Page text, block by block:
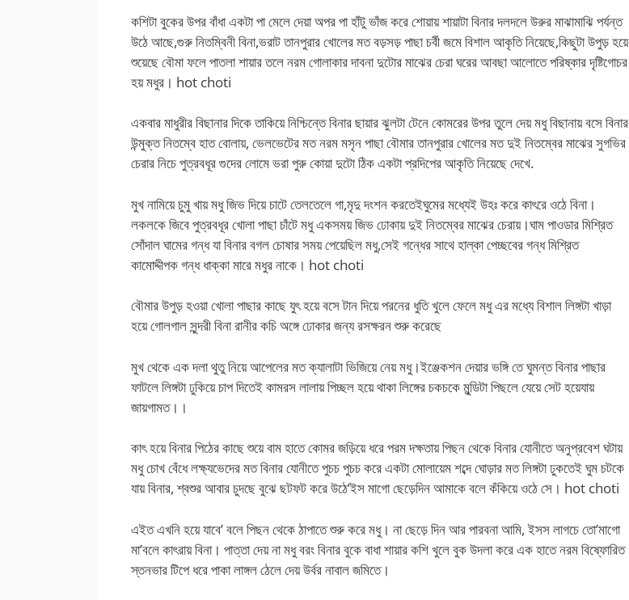
কশিটা বুকের উপর বাঁধা একটা পা মেলে দেয়া অপর পা হাঁটু ভাঁজ করে শোয়ায় শায়াটা বিনার দলদলে উরুর মাঝামাঝি পর্যন্ত
উঠে আছে,গুরু নিতম্বিনী বিনা,ভরাট তানপুরার খোলের মত বড়সড় পাছা চর্বী জমে বিশাল আকৃতি নিয়েছে,কিছুটা উপুড় হয়ে
শুয়েছে বৌমা ফলে পাতলা শায়ার তলে নরম গোলাকার দাবনা দুটোর মাঝের চেরা ঘরের আবছা আলোতে পরিষ্কার দৃষ্টিগোচর
হয় মধুর। hot choti
একবার মাধুরীর বিছানার দিকে তাকিয়ে নিশ্চিন্তে বিনার ছায়ার ঝুলটা টেনে কোমরের উপর তুলে দেয় মধু বিছানায় বসে বিনার
উন্মুক্ত নিতম্বে হাত বোলায়, ভেলভেটের মত নরম মসৃন পাছা বৌমার তানপুরার খোলের মত দুই নিতম্বের মাঝের সুগভির
চেরার নিচে পুত্রবধূর গুদের লোমে ভরা পুরু কোয়া দুটো ঠিক একটা প্রদিপের আকৃতি নিয়েছে দেখে.
মুখ নামিয়ে চুমু খায় মধু জিভ দিয়ে চাটে তেলতেলে গা,মৃদু দংশন করতেইঘুমের মধ্যেই উহঃ করে কাৎরে ওঠে বিনা।
লকলকে জিবে পুত্রবধূর খোলা পাছা চাঁটে মধু একসময় জিভ ঢোকায় দুই নিতম্বের মাঝের চেরায়।ঘাম পাওডার মিশ্রিত
সোঁদাল ঘামের গন্ধ যা বিনার বগল চোষার সময় পেয়েছিল মধু,সেই গন্ধের সাথে হাল্কা পেচ্ছবের গন্ধ মিশ্রিত
কামোদ্দীপক গন্ধ ধাক্কা মারে মধুর নাকে। hot choti
বৌমার উপুড় হওয়া খোলা পাছার কাছে যুৎ হয়ে বসে টান দিয়ে পরনের ধুতি খুলে ফেলে মধু এর মধ্যে বিশাল লিঙ্গটা খাড়া
হয়ে গোলগাল সুন্দরী বিনা রানীর কচি অঙ্গে ঢোকার জন্য রসক্ষরন শুরু করেছে
মুখ থেকে এক দলা থুতু নিয়ে আপেলের মত ক্যালাটা ভিজিয়ে নেয় মধু।ইঞ্জেকশন দেয়ার ভঙ্গি তে ঘুমন্ত বিনার পাছার
ফাটলে লিঙ্গটা ঢুকিয়ে চাপ দিতেই কামরস লালায় পিচ্ছল হয়ে থাকা লিঙ্গের চকচকে মুন্ডিটা পিছলে যেয়ে সেট হয়েযায়
জায়গামত।।
কাৎ হয়ে বিনার পিঠের কাছে শুয়ে বাম হাতে কোমর জড়িয়ে ধরে পরম দক্ষতায় পিছন থেকে বিনার যোনীতে অনুপ্রবেশ ঘটায়
মধু চোখ বেঁধে লক্ষ্যভেদের মত বিনার যোনীতে পুচচ পুচচ করে একটা মোলায়েম শব্দে ঘোড়ার মত লিঙ্গটা ঢুকতেই ঘুম চটকে
যায় বিনার, শ্বশুর আবার চুদছে বুঝে ছটফট করে উঠে’ইস মাগো ছেড়েদিন আমাকে বলে কঁকিয়ে ওঠে সে। hot choti
এইত এখনি হয়ে যাবে’ বলে পিছন থেকে ঠাপাতে শুরু করে মধু। না ছেড়ে দিন আর পারবনা আমি, ইসস লাগচে তো’মাগো
মা’বলে কাৎরায় বিনা। পাত্তা দেয় না মধু বরং বিনার বুকে বাধা শায়ার কশি খুলে বুক উদলা করে এক হাতে নরম বিষ্ফোরিত
স্তনভার টিপে ধরে পাকা লাঙ্গল ঠেলে দেয় উর্বর নাবাল জমিতে।